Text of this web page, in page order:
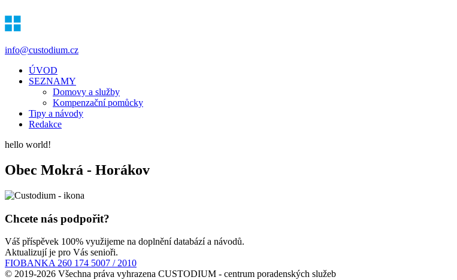
info@custodium.cz
ÚVOD
SEZNAMY
Domovy a služby
Kompenzační pomůcky
Tipy a návody
Redakce
hello world!
Obec Mokrá - Horákov
Chcete nás podpořit?
Váš příspěvek 100% využijeme na doplnění databází a návodů.
Aktualizují je pro Vás senioři.
FIOBANKA 260 174 5007 / 2010
© 2019-2026 Všechna práva vyhrazena CUSTODIUM - centrum poradenských služeb